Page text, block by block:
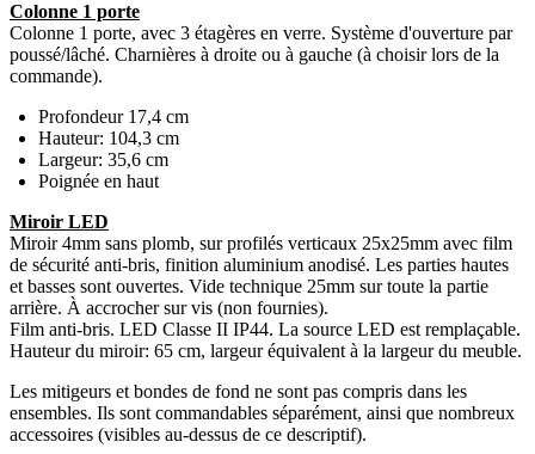
Colonne 1 porte
Colonne 1 porte, avec 3 étagères en verre. Système d'ouverture par
poussé/lâché. Charnières à droite ou à gauche (à choisir lors de la
commande).
Profondeur 17,4 cm
Hauteur: 104,3 cm
Largeur: 35,6 cm
Poignée en haut
Miroir LED
Miroir 4mm sans plomb, sur profilés verticaux 25x25mm avec film
de sécurité anti-bris, finition aluminium anodisé. Les parties hautes
et basses sont ouvertes. Vide technique 25mm sur toute la partie
arrière. À accrocher sur vis (non fournies).
Film anti-bris. LED Classe II IP44. La source LED est remplaçable.
Hauteur du miroir: 65 cm, largeur équivalent à la largeur du meuble.
Les mitigeurs et bondes de fond ne sont pas compris dans les
ensembles. Ils sont commandables séparément, ainsi que nombreux
accessoires (visibles au-dessus de ce descriptif).